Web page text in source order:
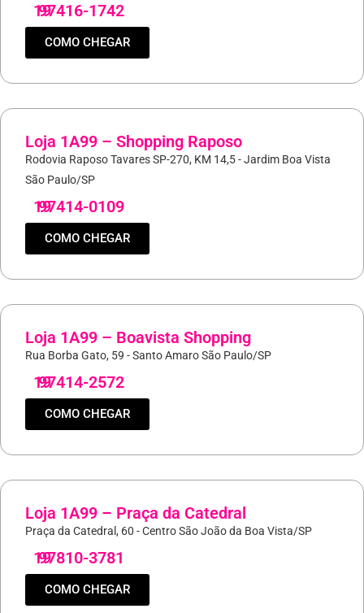
19
97416-1742
COMO CHEGAR
Loja 1A99 – Shopping Raposo
Rodovia Raposo Tavares SP-270, KM 14,5 - Jardim Boa Vista
São Paulo/SP
19
97414-0109
COMO CHEGAR
Loja 1A99 – Boavista Shopping
Rua Borba Gato, 59 - Santo Amaro São Paulo/SP
19
97414-2572
COMO CHEGAR
Loja 1A99 – Praça da Catedral
Praça da Catedral, 60 - Centro São João da Boa Vista/SP
19
97810-3781
COMO CHEGAR